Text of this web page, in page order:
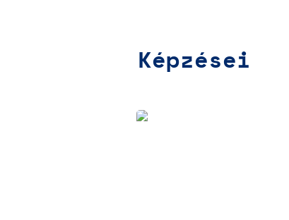
Képzései
Jól működő zöldtetők tervezése